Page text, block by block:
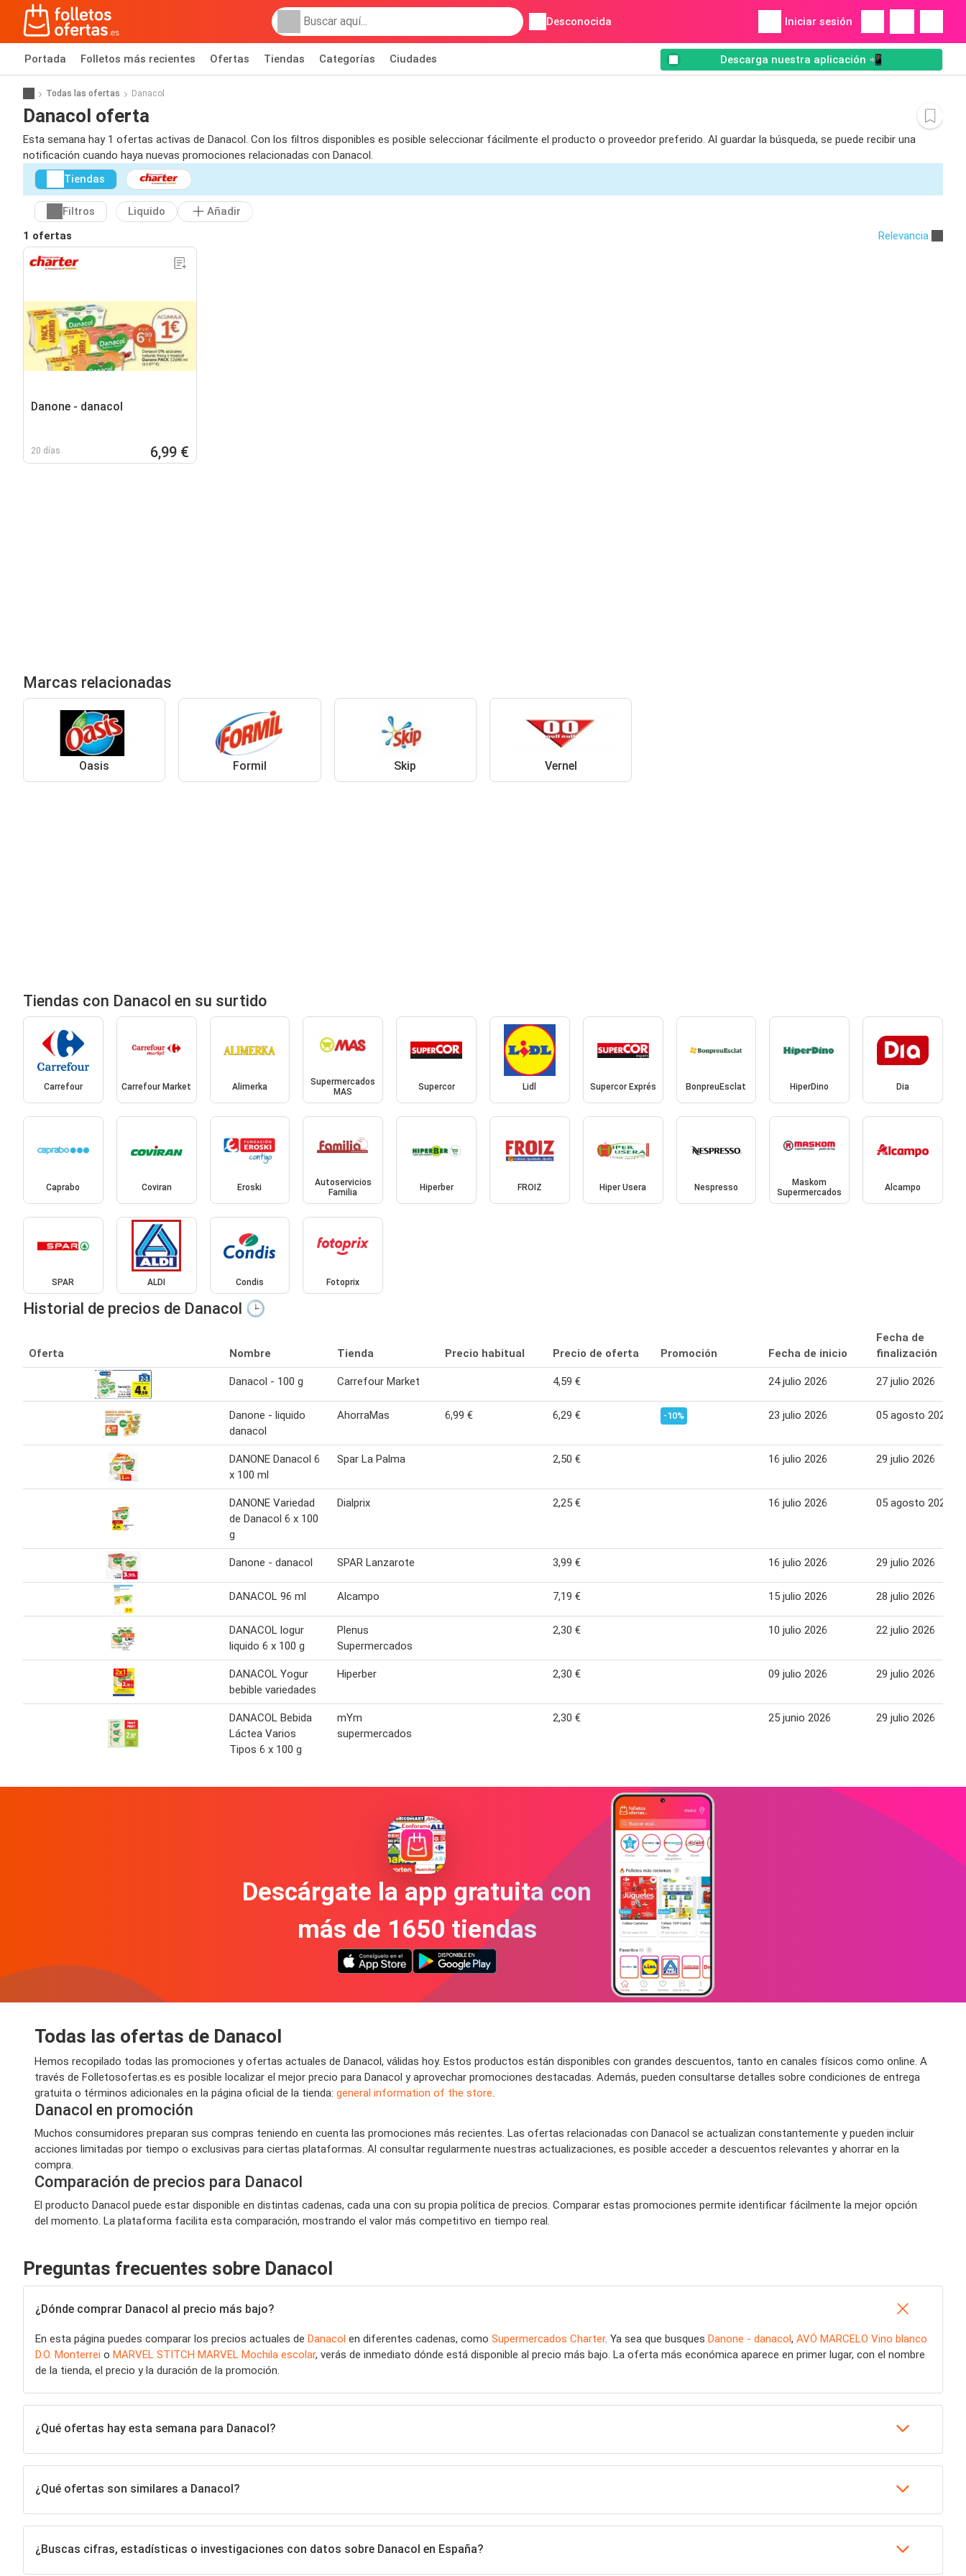
Desconocida Iniciar sesión
Portada Folletos más recientes Ofertas Tiendas Categorías Ciudades Descarga nuestra aplicación 📲
Todas las ofertas Danacol
Danacol oferta
Esta semana hay 1 ofertas activas de Danacol. Con los filtros disponibles es posible seleccionar fácilmente el producto o proveedor preferido. Al guardar la búsqueda, se puede recibir una
notificación cuando haya nuevas promociones relacionadas con Danacol.
Tiendas
Filtros Liquido
Añadir
1 ofertas
Relevancia
Danone - danacol
20 días 6,99 €
Marcas relacionadas
Oasis Formil Skip Vernel
Tiendas con Danacol en su surtido
Carrefour Carrefour Market Alimerka
Supermercados
MAS
Supercor Lidl Supercor Exprés BonpreuEsclat HiperDino Dia
Caprabo Coviran Eroski
Autoservicios
Familia
Hiperber FROIZ Hiper Usera Nespresso
Maskom
Supermercados
Alcampo
SPAR ALDI Condis Fotoprix
Historial de precios de Danacol 🕒
Oferta Nombre Tienda Precio habitual Precio de oferta Promoción Fecha de inicio
Fecha de
finalización
Danacol - 100 g Carrefour Market 4,59 € 24 julio 2026 27 julio 2026
Danone - liquido
danacol
AhorraMas 6,99 € 6,29 € -10% 23 julio 2026 05 agosto 2026
DANONE Danacol 6
x 100 ml
Spar La Palma 2,50 € 16 julio 2026 29 julio 2026
DANONE Variedad
de Danacol 6 x 100
g
Dialprix 2,25 € 16 julio 2026 05 agosto 2026
Danone - danacol SPAR Lanzarote 3,99 € 16 julio 2026 29 julio 2026
DANACOL 96 ml Alcampo 7,19 € 15 julio 2026 28 julio 2026
DANACOL logur
liquido 6 x 100 g
Plenus
Supermercados
2,30 € 10 julio 2026 22 julio 2026
DANACOL Yogur
bebible variedades
Hiperber 2,30 € 09 julio 2026 29 julio 2026
DANACOL Bebida
Láctea Varios
Tipos 6 x 100 g
mYm
supermercados
2,30 € 25 junio 2026 29 julio 2026
Descárgate la app gratuita con
más de 1650 tiendas
Todas las ofertas de Danacol
Hemos recopilado todas las promociones y ofertas actuales de Danacol, válidas hoy. Estos productos están disponibles con grandes descuentos, tanto en canales físicos como online. A
través de Folletosofertas.es es posible localizar el mejor precio para Danacol y aprovechar promociones destacadas. Además, pueden consultarse detalles sobre condiciones de entrega
gratuita o términos adicionales en la página oficial de la tienda: general information of the store.
Danacol en promoción
Muchos consumidores preparan sus compras teniendo en cuenta las promociones más recientes. Las ofertas relacionadas con Danacol se actualizan constantemente y pueden incluir
acciones limitadas por tiempo o exclusivas para ciertas plataformas. Al consultar regularmente nuestras actualizaciones, es posible acceder a descuentos relevantes y ahorrar en la
compra.
Comparación de precios para Danacol
El producto Danacol puede estar disponible en distintas cadenas, cada una con su propia política de precios. Comparar estas promociones permite identificar fácilmente la mejor opción
del momento. La plataforma facilita esta comparación, mostrando el valor más competitivo en tiempo real.
Preguntas frecuentes sobre Danacol
¿Dónde comprar Danacol al precio más bajo?
En esta página puedes comparar los precios actuales de Danacol en diferentes cadenas, como Supermercados Charter. Ya sea que busques Danone - danacol, AVÓ MARCELO Vino blanco
D.O. Monterrei o MARVEL STITCH MARVEL Mochila escolar, verás de inmediato dónde está disponible al precio más bajo. La oferta más económica aparece en primer lugar, con el nombre
de la tienda, el precio y la duración de la promoción.
¿Qué ofertas hay esta semana para Danacol?
¿Qué ofertas son similares a Danacol?
¿Buscas cifras, estadísticas o investigaciones con datos sobre Danacol en España?